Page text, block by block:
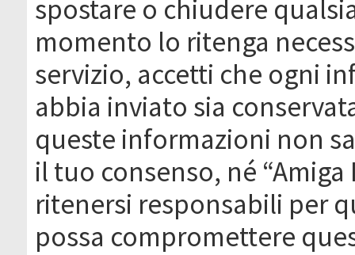
spostare o chiudere
momento lo ritenga
servizio, accetti che ogni
abbia inviato sia
queste informazioni non
il tuo consenso, né
ritenersi responsabili per
possa compromettere